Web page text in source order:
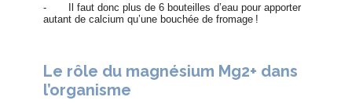
-
Il faut donc plus de 6 bouteilles d’eau pour apporter
autant de calcium qu’une bouchée de fromage !
Le rôle du magnésium Mg2+ dans
l’organisme